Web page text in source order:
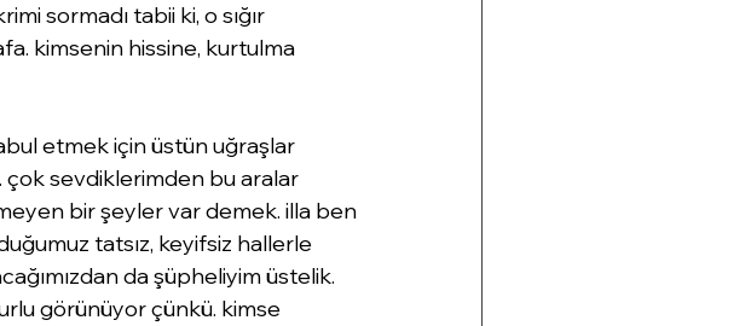
sormadı tabii ki, o sığır
kimsenin hissine, kurtulma
etmek için üstün uğraşlar
sevdiklerimden bu aralar
bir şeyler var demek. illa ben
tatsız, keyifsiz hallerle
da şüpheliyim üstelik.
görünüyor çünkü. kimse